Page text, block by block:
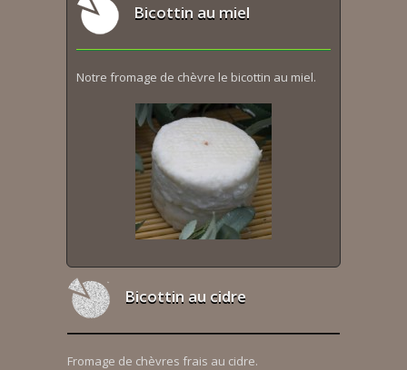
Bicottin au miel
Notre fromage de chèvre le bicottin au miel.
Bicottin au cidre
Fromage de chèvres frais au cidre.